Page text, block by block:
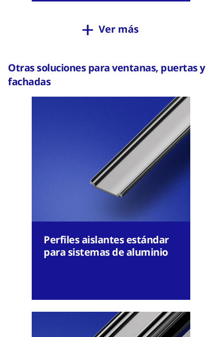
Ver más
Otras soluciones para ventanas, puertas y
fachadas
Perfiles aislantes estándar
para sistemas de aluminio